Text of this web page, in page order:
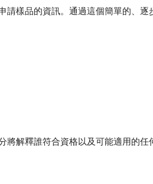
請樣品的資訊。通過這個簡單的、逐
解釋誰符合資格以及可能適用的任